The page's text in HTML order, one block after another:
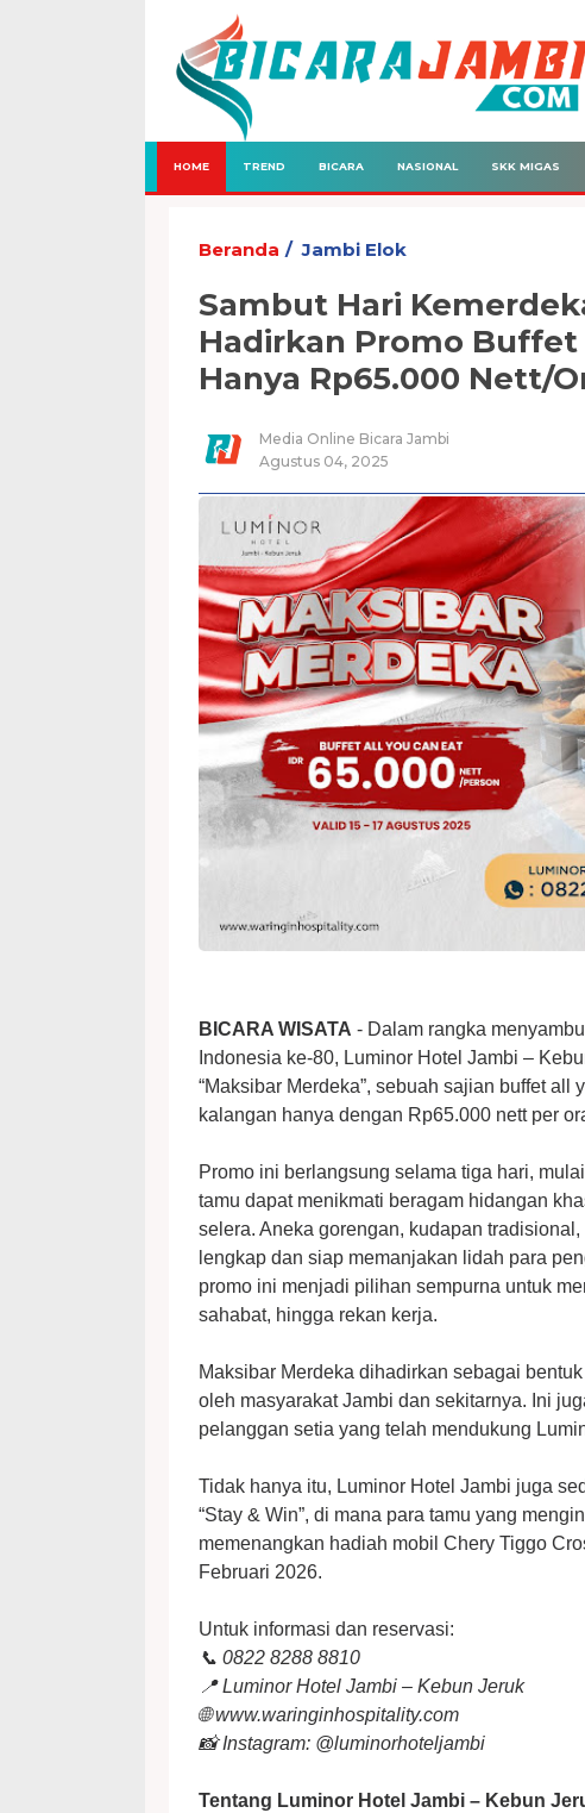
HOME TREND BICARA NASIONAL SKK MIGAS
Beranda Jambi Elok
Sambut Hari
Hadirkan Promo Buffet
Hanya Rp65.000 Nett/
Media Online Bicara Jambi
Agustus 04, 2025
BICARA WISATA - Dalam rangka
Indonesia ke-80, Luminor Hotel Jambi –
“Maksibar Merdeka”, sebuah sajian buffet
kalangan hanya dengan Rp65.000 nett per
Promo ini berlangsung selama tiga hari,
tamu dapat menikmati beragam hidangan
selera. Aneka gorengan, kudapan
lengkap dan siap memanjakan lidah para
promo ini menjadi pilihan sempurna untuk
sahabat, hingga rekan kerja.
Maksibar Merdeka dihadirkan sebagai
oleh masyarakat Jambi dan sekitarnya. Ini
pelanggan setia yang telah mendukung
Tidak hanya itu, Luminor Hotel Jambi juga
“Stay & Win”, di mana para tamu yang
memenangkan hadiah mobil Chery Tiggo
Februari 2026.
Untuk informasi dan reservasi:
📞 0822 8288 8810
📍 Luminor Hotel Jambi – Kebun Jeruk
🌐 www.waringinhospitality.com
📸 Instagram: @luminorhoteljambi
Tentang Luminor Hotel Jambi – Kebun